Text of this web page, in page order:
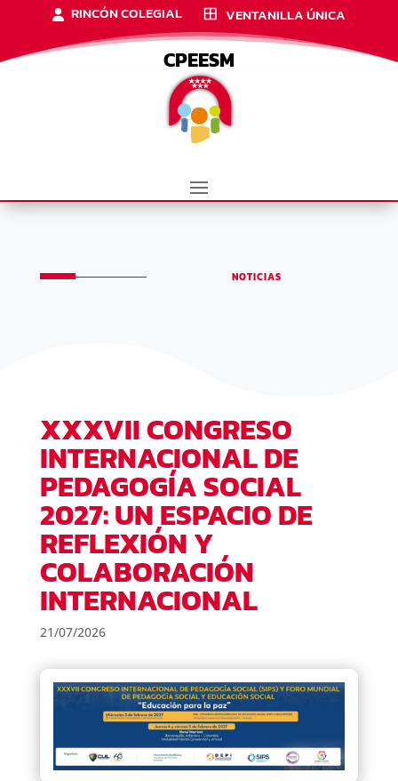
RINCÓN COLEGIAL VENTANILLA ÚNICA
CPEESM
NOTICIAS
XXXVII CONGRESO
INTERNACIONAL DE
PEDAGOGÍA SOCIAL
2027: UN ESPACIO DE
REFLEXIÓN Y
COLABORACIÓN
INTERNACIONAL
21/07/2026